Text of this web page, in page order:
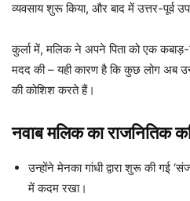
व्यवसाय शुरू किया, और बाद में उत्तर-पूर्व
कुर्ला में, मलिक ने अपने पिता को एक
मदद की – यही कारण है कि कुछ लोग अब
की कोशिश करते हैं।
नवाब मलिक का राजनितिक
उन्होंने मेनका गांधी द्वारा शुरू की गई
में कदम रखा।